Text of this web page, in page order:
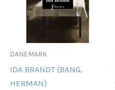
DANEMARK
IDA BRANDT (BANG,
HERMAN)